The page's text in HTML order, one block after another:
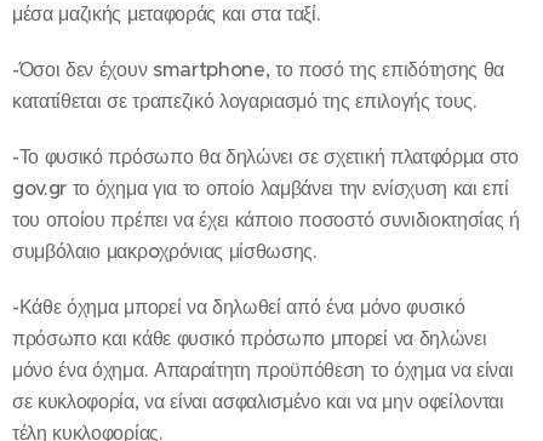
μέσα μαζικής μεταφοράς και στα ταξί.
-Όσοι δεν έχουν smartphone, το ποσό της επιδότησης θα
κατατίθεται σε τραπεζικό λογαριασμό της επιλογής τους.
-Το φυσικό πρόσωπο θα δηλώνει σε σχετική πλατφόρμα στο
gov.gr το όχημα για το οποίο λαμβάνει την ενίσχυση και επί
του οποίου πρέπει να έχει κάποιο ποσοστό συνιδιοκτησίας ή
συμβόλαιο μακρoχρόνιας μίσθωσης.
-Κάθε όχημα μπορεί να δηλωθεί από ένα μόνο φυσικό
πρόσωπο και κάθε φυσικό πρόσωπο μπορεί να δηλώνει
μόνο ένα όχημα. Απαραίτητη προϋπόθεση το όχημα να είναι
σε κυκλοφορία, να είναι ασφαλισμένο και να μην οφείλονται
τέλη κυκλοφορίας.